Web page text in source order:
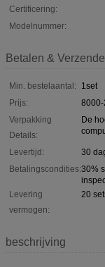
Certificering:
Modelnummer:
Betalen &
Min. bestelaantal:
1set
Prijs:
Verpakking
Details:
De
Levertijd:
30
Betalingscondities:30%
Levering
vermogen:
20
beschrijving